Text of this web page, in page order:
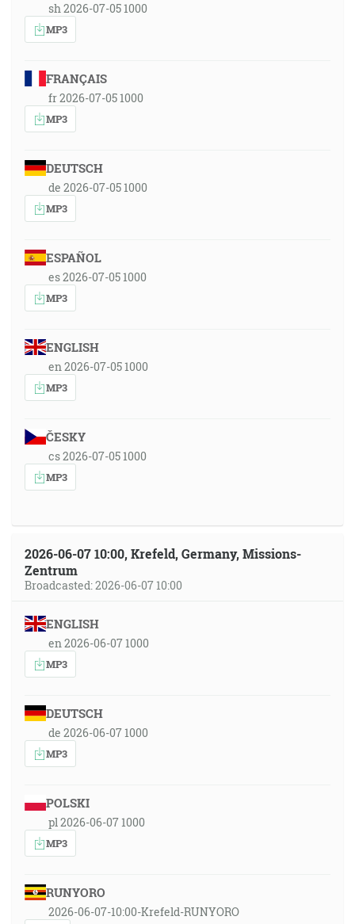
sh 2026-07-05 1000
MP3
FRANÇAIS
fr 2026-07-05 1000
MP3
DEUTSCH
de 2026-07-05 1000
MP3
ESPAÑOL
es 2026-07-05 1000
MP3
ENGLISH
en 2026-07-05 1000
MP3
ČESKY
cs 2026-07-05 1000
MP3
2026-06-07 10:00, Krefeld, Germany, Missions-
Zentrum
Broadcasted: 2026-06-07 10:00
ENGLISH
en 2026-06-07 1000
MP3
DEUTSCH
de 2026-06-07 1000
MP3
POLSKI
pl 2026-06-07 1000
MP3
RUNYORO
2026-06-07-10:00-Krefeld-RUNYORO